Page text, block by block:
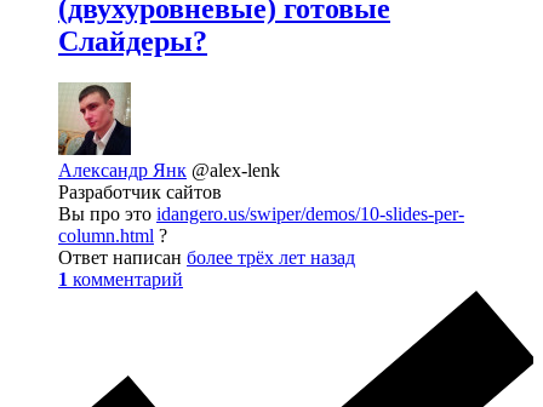
(двухуровневые) готовые
Слайдеры?
Александр Янк @alex-lenk
Разработчик сайтов
Вы про это idangero.us/swiper/demos/10-slides-per-
column.html ?
Ответ написан более трёх лет назад
1 комментарий